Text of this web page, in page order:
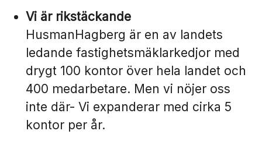
Vi är rikstäckande
HusmanHagberg är en av landets
ledande fastighetsmäklarkedjor med
drygt 100 kontor över hela landet och
400 medarbetare. Men vi nöjer oss
inte där- Vi expanderar med cirka 5
kontor per år.